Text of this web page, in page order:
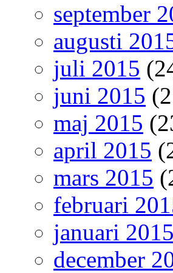
september
augusti
juli 2015
juni 2015
maj 2015
april 2015
mars 2015
februari
januari 2015
december